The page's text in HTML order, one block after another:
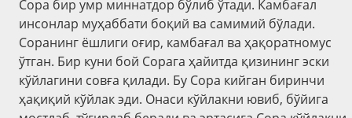
Сора бир умр миннатдор бўлиб ўтади. Камбағал
инсонлар муҳаббати боқий ва самимий бўлади.
Соранинг ёшлиги оғир, камбағал ва ҳақоратномус
ўтган. Бир куни бой Сорага ҳайитда қизининг эски
кўйлагини совға қилади. Бу Сора кийган биринчи
ҳақиқий кўйлак эди. Онаси кўйлакни ювиб, бўйига